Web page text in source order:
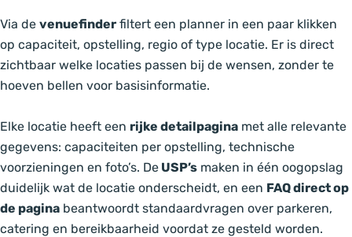
Via de venuefinder filtert een planner in een paar klikken
op capaciteit, opstelling, regio of type locatie. Er is direct
zichtbaar welke locaties passen bij de wensen, zonder te
hoeven bellen voor basisinformatie.
Elke locatie heeft een rijke detailpagina met alle relevante
gegevens: capaciteiten per opstelling, technische
voorzieningen en foto’s. De USP’s maken in één oogopslag
duidelijk wat de locatie onderscheidt, en een FAQ direct op
de pagina beantwoordt standaardvragen over parkeren,
catering en bereikbaarheid voordat ze gesteld worden.